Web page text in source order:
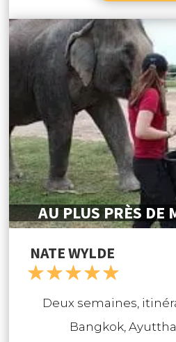
AU PLUS PRÈS DE
NATE WYLDE
☆☆☆☆☆
Deux semaines,
Bangkok,
évitant la foule. Je
agence portée sur
pas de mal en